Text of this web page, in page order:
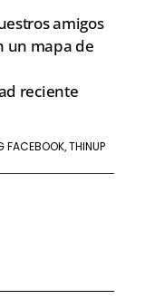
amigos
un mapa de
reciente
FACEBOOK,THINUP